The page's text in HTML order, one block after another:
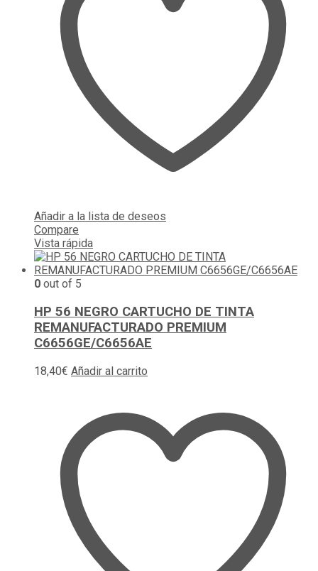
Añadir a la lista de deseos
Compare
Vista rápida
0 out of 5
HP 56 NEGRO CARTUCHO DE TINTA
REMANUFACTURADO PREMIUM
C6656GE/C6656AE
18,40€ Añadir al carrito